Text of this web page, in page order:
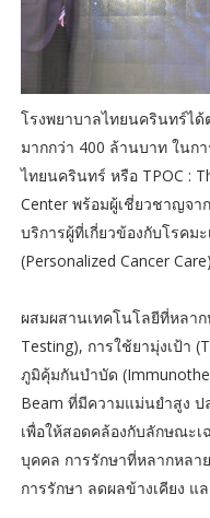
โรงพยาบาลไทยนครินทร์ไ
มากกว่า 400 ล้านบาท ในก
ไทยนครินทร์ หรือ TPOC :
Center พร้อมผู้เชี่ยวชาญจา
บริการผู้ที่เกี่ยวข้องกับโรคม
(Personalized Cancer
ผสมผสานเทคโนโลยีที่หลา
Testing), การใช้ยามุ่งเป้า
ภูมิคุ้มกันบำบัด
Beam ที่มีความแม่นยำสูง ป
เพื่อให้สอดคล้องกับลักษณะเ
บุคคล การรักษาที่หลากหลา
การรักษา ลดผลข้างเคียง